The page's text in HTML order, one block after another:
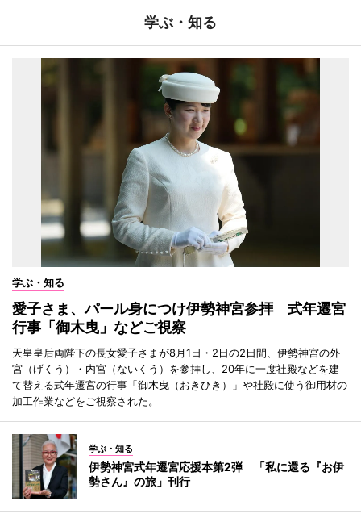
学ぶ・知る
学ぶ・知る
愛子さま、パール身につけ伊勢神宮参拝 式年遷宮
行事「御木曳」などご視察
天皇皇后両陛下の長女愛子さまが8月1日・2日の2日間、伊勢神宮の外
宮（げくう）・内宮（ないくう）を参拝し、20年に一度社殿などを建
て替える式年遷宮の行事「御木曳（おきひき）」や社殿に使う御用材の
加工作業などをご視察された。
学ぶ・知る
伊勢神宮式年遷宮応援本第2弾 「私に還る『お伊
勢さん』の旅」刊行